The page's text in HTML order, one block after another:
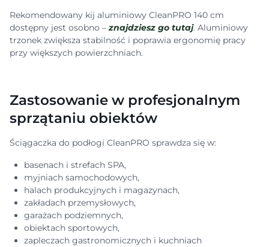
Rekomendowany kij aluminiowy CleanPRO 140 cm
dostępny jest osobno –znajdziesz go tutaj. Aluminiowy
trzonek zwiększa stabilność i poprawia ergonomię pracy
przy większych powierzchniach.
Zastosowanie w profesjonalnym
sprzątaniu obiektów
Ściągaczka do podłogi CleanPRO sprawdza się w:
basenach i strefach SPA,
myjniach samochodowych,
halach produkcyjnych i magazynach,
zakładach przemysłowych,
garażach podziemnych,
obiektach sportowych,
zapleczach gastronomicznych i kuchniach